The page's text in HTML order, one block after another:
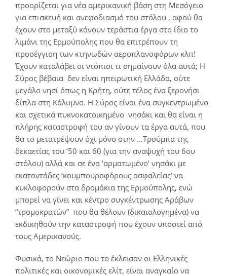
προορίζεται για νέα αμερικανική βάση στη Μεσόγειο
για επισκευή και ανεφοδιασμό του στόλου , αφού θα
έχουν στο μεταξύ κάνουν τεράστια έργα στο ίδιο το
λιμάνι της Ερμούπολης που θα επιτρέπουν τη
προσέγγιση των κτηνωδών αεροπλανοφόρων κλπ!
Έχουν καταλάβει οι ντόπιοι τι σημαίνουν όλα αυτά; Η
Σύρος βέβαια δεν είναι ηπειρωτική Ελλάδα, ούτε
μεγάλο νησί όπως η Κρήτη, ούτε τέλος ένα ξερονήσι
δίπλα στη Κάλυμνο. Η Σύρος είναι ένα συγκεντρωμένο
και σχετικά πυκνοκατοικημένο νησάκι και θα είναι η
πλήρης καταστροφή του αν γίνουν τα έργα αυτά, που
θα το μετατρέψουν όχι μόνο στην …Τρούμπα της
δεκαετίας του ’50 και 60 (για την αναψυχή του 6ου
στόλου) αλλά και σε ένα ‘αρματωμένο’ νησάκι με
εκατοντάδες ‘κουμπουροφόρους ασφαλείας’ να
κυκλοφορούν στα δρομάκια της Ερμούπολης, ενώ
μπορεί να γίνει και κέντρο συγκέντρωσης Αράβων
“τρομοκρατών” που θα θέλουν (δικαιολογημένα) να
εκδικηθούν την καταστροφή που έχουν υποστεί από
τους Αμερικανούς.
Φυσικά, το Νεώριο που το έκλεισαν οι Ελληνικές
πολιτικές και οικονομικές ελίτ, είναι αναγκαίο να